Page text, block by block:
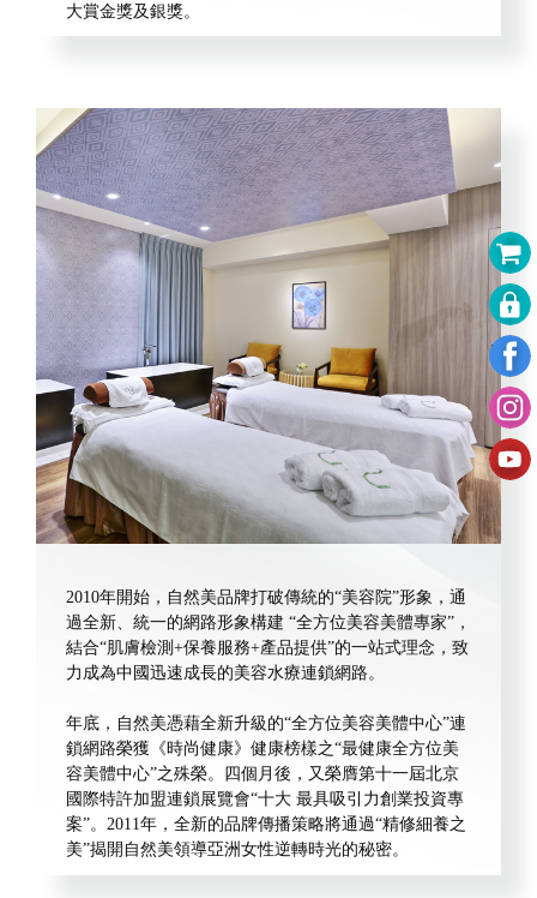
大賞金獎及銀獎。
2010年開始，自然美品牌打破傳統的“美容院”形象，通
過全新、統一的網路形象構建 “全方位美容美體專家”，
結合“肌膚檢測+保養服務+產品提供”的一站式理念，致
力成為中國迅速成長的美容水療連鎖網路。
年底，自然美憑藉全新升級的“全方位美容美體中心”連
鎖網路榮獲《時尚健康》健康榜樣之“最健康全方位美
容美體中心”之殊榮。四個月後，又榮膺第十一屆北京
國際特許加盟連鎖展覽會“十大 最具吸引力創業投資專
案”。2011年，全新的品牌傳播策略將通過“精修細養之
美”揭開自然美領導亞洲女性逆轉時光的秘密。